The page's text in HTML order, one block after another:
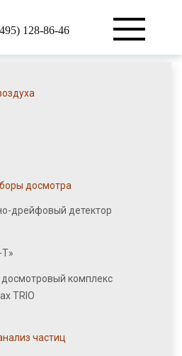
128-86-46
досмотра
дрейфовый детектор
комплекс
TRIO
частиц